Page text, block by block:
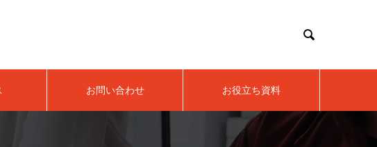

お問い合わせ お役立ち資料